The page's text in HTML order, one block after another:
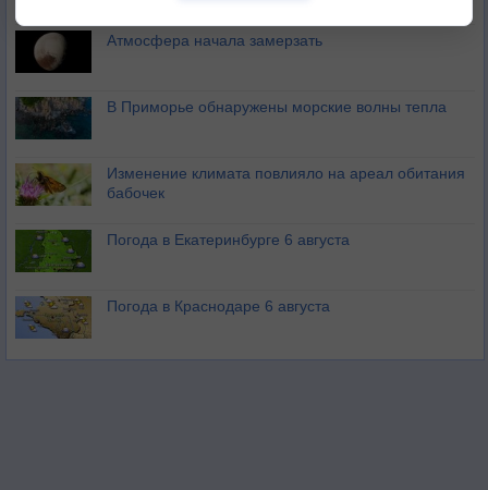
Атмосфера начала замерзать
В Приморье обнаружены морские волны тепла
Изменение климата повлияло на ареал обитания
бабочек
Погода в Екатеринбурге 6 августа
Погода в Краснодаре 6 августа